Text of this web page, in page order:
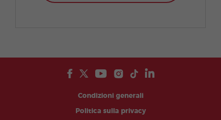
Condizioni generali
Politica sulla privacy